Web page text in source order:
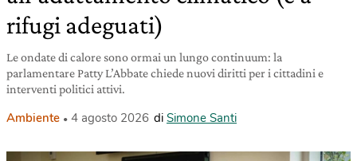
rifugi adeguati)
Le ondate di calore sono ormai un lungo continuum: la
parlamentare Patty L’Abbate chiede nuovi diritti per i cittadini e
interventi politici attivi.
Ambiente 4 agosto 2026 di Simone Santi